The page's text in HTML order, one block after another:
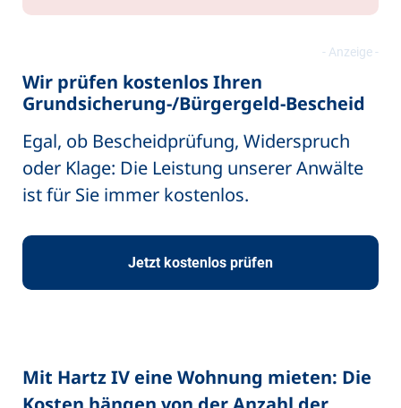
Wir prüfen kostenlos Ihren
Grundsicherung-/Bürgergeld-Bescheid
Egal, ob Bescheidprüfung, Widerspruch
oder Klage: Die Leistung unserer Anwälte
ist für Sie immer kostenlos.
Jetzt kostenlos prüfen
Mit Hartz IV eine Wohnung mieten: Die